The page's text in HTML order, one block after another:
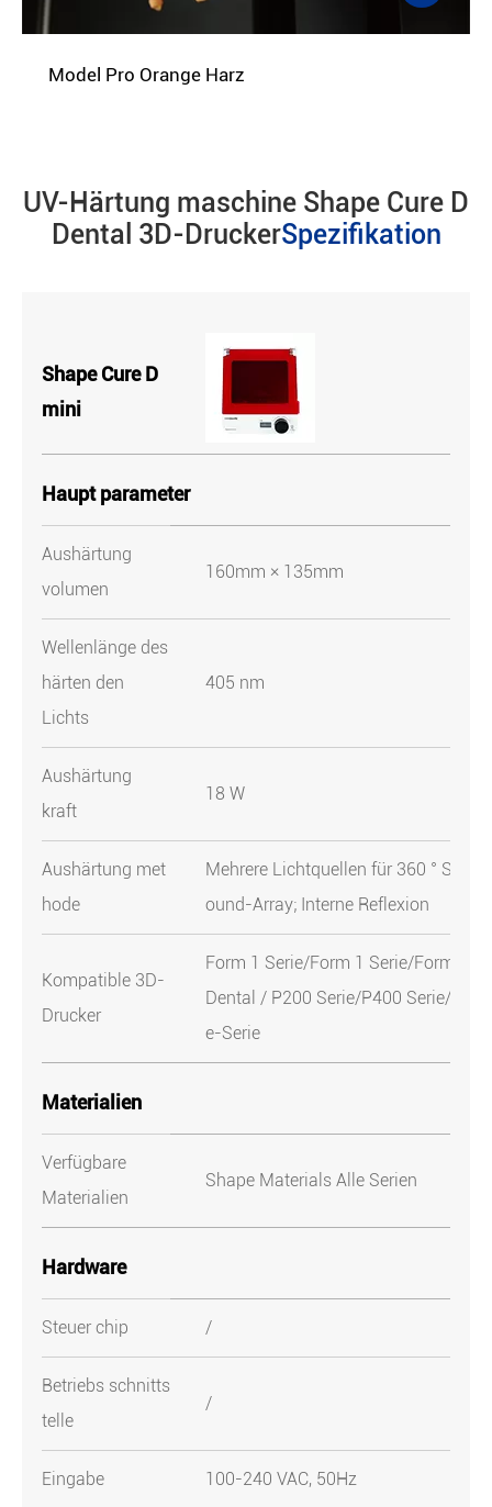
Model Pro Orange Harz
UV-Härtung maschine Shape Cure D
Dental 3D-DruckerSpezifikation
Shape Cure D
mini
Haupt parameter
Aushärtung
volumen
160mm × 135mm
Wellenlänge des
härten den
Lichts
405 nm
Aushärtung
kraft
18 W
Aushärtung met
hode
Mehrere Lichtquellen für 360 ° Surr
ound-Array; Interne Reflexion
Kompatible 3D-
Drucker
Form 1 Serie/Form 1 Serie/Form 1
Dental / P200 Serie/P400 Serie/Edg
e-Serie
Materialien
Verfügbare
Materialien
Shape Materials Alle Serien
Hardware
Steuer chip /
Betriebs schnitts
telle
/
Eingabe 100-240 VAC, 50Hz